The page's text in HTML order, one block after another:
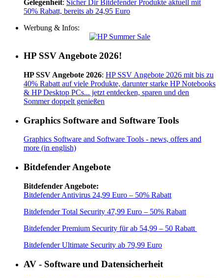
Gelegenheit: Sicher Dir Bitdefender Produkte aktuell mit
50% Rabatt, bereits ab 24,95 Euro
Werbung & Infos:
HP SSV Angebote 2026!
HP SSV Angebote 2026: HP SSV Angebote 2026 mit bis zu
40% Rabatt auf viele Produkte, darunter starke HP Notebooks
& HP Desktop PCs... jetzt entdecken, sparen und den
Sommer doppelt genießen
Graphics Software and Software Tools
Graphics Software and Software Tools - news, offers and
more (in english)
Bitdefender Angebote
Bitdefender Angebote:
Bitdefender Antivirus 24,99 Euro – 50% Rabatt
Bitdefender Total Security 47,99 Euro – 50% Rabatt
Bitdefender Premium Security für ab 54,99 – 50 Rabatt
Bitdefender Ultimate Security ab 79,99 Euro
AV - Software und Datensicherheit